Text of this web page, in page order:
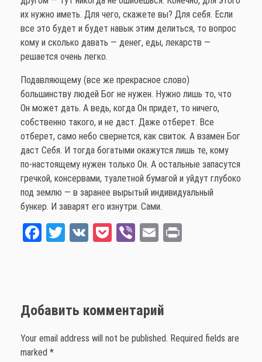
их нужно иметь. Для чего, скажете вы? Для себя. Если
все это будет и будет навык этим делиться, то вопрос
кому и сколько давать — денег, еды, лекарств —
решается очень легко.
Подавляющему (все же прекрасное слово)
большинству людей Бог не нужен. Нужно лишь то, что
Он может дать. А ведь, когда Он придет, то ничего,
собственно такого, и не даст. Даже отберет. Все
отберет, само небо свернется, как свиток. А взамен Бог
даст Себя. И тогда богатыми окажутся лишь те, кому
по-настоящему нужен только Он. А остальные запасутся
гречкой, консервами, туалетной бумагой и уйдут глубоко
под землю — в заранее вырытый индивидуальный
бункер. И заварят его изнутри. Сами.
Fa T
V
Po Vi
E
Добавить комментарий
Your email address will not be published. Required fields are
marked *